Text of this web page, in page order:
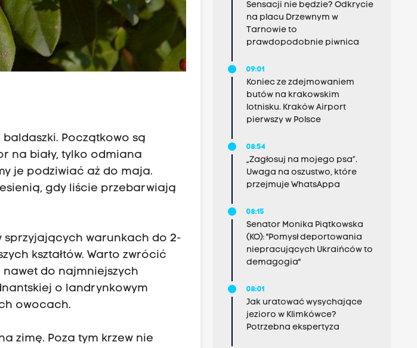
Początkowo są
na biały, tylko odmiana
je podziwiać aż do maja.
gdy liście przebarwiają
sprzyjających warunkach do 2-
kształtów. Warto zwrócić
nawet do najmniejszych
o landrynkowym
owocach.
zimę. Poza tym krzew nie
Sensacji nie będzie? Odkrycie
na placu Drzewnym w
Tarnowie to
prawdopodobnie piwnica
09:01
Koniec ze zdejmowaniem
butów na krakowskim
lotnisku. Kraków Airport
pierwszy w Polsce
08:54
„Zagłosuj na mojego psa”.
Uwaga na oszustwo, które
przejmuje WhatsAppa
08:15
Senator Monika Piątkowska
(KO): "Pomysł deportowania
niepracujących Ukraińców to
demagogia"
08:01
Jak uratować wysychające
jezioro w Klimkówce?
Potrzebna ekspertyza